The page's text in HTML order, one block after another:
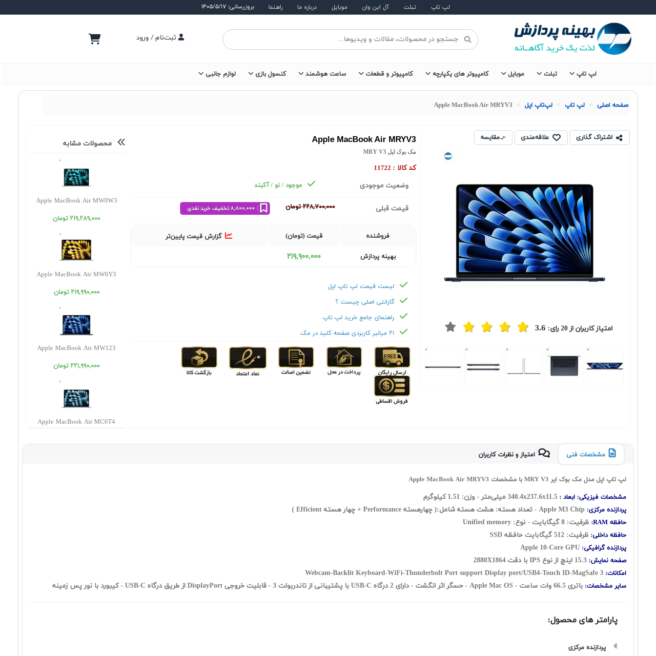
لپ تاپ تبلت آل این وان موبایل درباره ما راهنما بروزرسانی: ۱۴۰۵/۵/۱۷
ثبت‌نام / ورود
لپ تاپ تبلت موبایل کامپیوتر های یکپارچه کامپیوتر و قطعات ساعت هوشمند کنسول بازی لوازم جانبی
صفحه اصلی لپ تاپ لپ‌تاپ اپل Apple MacBook Air MRYV3
اشتراک گذاری علاقه‌مندی مقایسه
امتیاز کاربران از20رای: 3.6
Previous
Next
Apple MacBook Air MRYV3
مک بوک اپل MRY V3
کد کالا : 11722
وضعیت موجودی موجود / نو / آکبند
قیمت قبلی ٢٢٨,٧٠٠,٠٠٠ تومان ٨,٨٠٠,٠٠٠ تخفیف خرید نقدی
فروشنده قیمت (تومان) گزارش قیمت پایین‌تر
بهینه پردازش ٢١٩,٩٠٠,٠٠٠
لیست قیمت لپ تاپ اپل
گارانتی اصلی چیست ؟
راهنمای جامع خرید لپ تاپ
۲۱ میانبر کاربردی صفحه کلید در مک
محصولات مشابه
Apple MacBook Air MW0W3
٢١٩,٢٨٩,٠٠٠ تومان
Apple MacBook Air MW0Y3
٢١٩,٩٩٠,٠٠٠ تومان
Apple MacBook Air MW123
٢٢١,٩٩٠,٠٠٠ تومان
Apple MacBook Air MC6T4
٢٣٤,٩٩٠,٠٠٠ تومان
مشخصات فنی امتیاز و نظرات کاربران
لپ تاپ اپل مدل مک بوک ایر MRY V3 با مشخصات Apple MacBook Air MRYV3
مشخصات فیزیکی: ابعاد : 340.4x237.6x11.5 میلی‌متر - وزن: 1.51 کیلوگرم
پردازنده مرکزی: Apple M3 Chip - تعداد هسته: هشت هسته شامل:( چهارهسته Performance + چهار هسته Efficient )
حافظه RAM: ظرفیت: 8 گيگابايت - نوع: Unified memory
حافظه داخلی: ظرفیت: 512 گيگابايت حافظه SSD
پردازنده گرافیکی: Apple 10-Core GPU
صفحه نمایش:
امکانات:
سایر مشخصات: باتری 66.5 وات ساعت - Apple Mac OS - حسگر اثر انگشت - دارای 2 درگاه USB-C با پشتیبانی از تاندربولت 3 - قابلیت خروجی DisplayPort از طریق درگاه USB-C - کیبورد با نور پس زمینه
پارامتر های محصول:
پردازنده مرکزی